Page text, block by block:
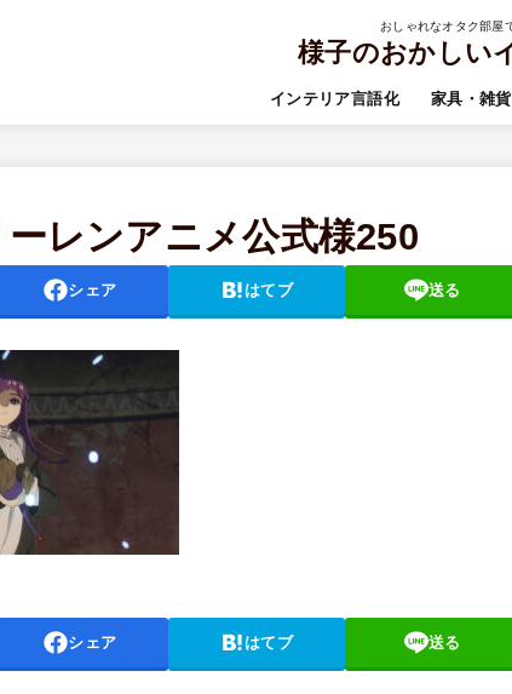
おしゃれなオタク部屋
様子のおかしい
インテリア言語化 家具・雑
レンアニメ公式様250
シェア はてブ 送る
シェア はてブ 送る